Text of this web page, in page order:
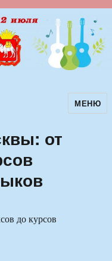
авторскойМЕНЮ
от